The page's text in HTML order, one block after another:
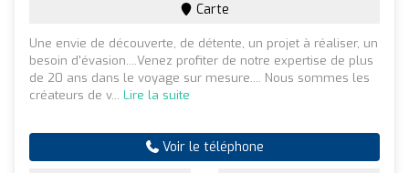
Carte
Une envie de découverte, de détente, un projet à réaliser, un
besoin d'évasion....Venez profiter de notre expertise de plus
de 20 ans dans le voyage sur mesure.... Nous sommes les
créateurs de v... Lire la suite
Voir le téléphone